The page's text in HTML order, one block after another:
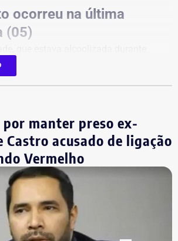
ocorreu na última
(05)
na Zona Sul do Rio, disse que
a fazer sexo oral, apesar de ela ter
sem consentimento em diferentes
Segundo os depoimentos, ela teria
o que havia acontecido.
formalmente Vitor Hugo.
final do inquérito, há “robustos
contra ele.
manter preso ex-
Castro acusado de ligação
Vermelho